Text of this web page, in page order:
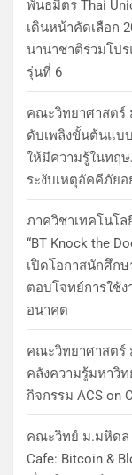
พันธมิตร Thai
เดินหน้าคัดเลือก
นานาชาติร่วมโปร
รุ่นที่ 6
คณะวิทยาศาสตร์
ดับเพลิงขั้นต้นแบ
ให้มีความรู้ในทฤษ
ระงับเหตุอัคคีภัยอ
ภาควิชาเทคโนโ
“BT Knock the
เปิดโอกาสนักศึก
ตอบโจทย์การใช้
อนาคต
คณะวิทยาศาสตร์
คลังความรู้มหาวิ
กิจกรรม ACS on
คณะวิทย์ ม.มหิดล
Cafe: Bitcoin &